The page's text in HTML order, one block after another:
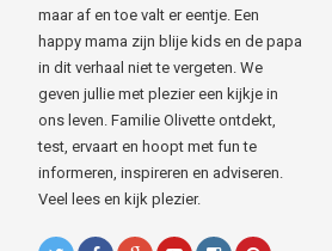
maar af en toe valt er eentje. Een
happy mama zijn blije kids en de papa
in dit verhaal niet te vergeten. We
geven jullie met plezier een kijkje in
ons leven. Familie Olivette ontdekt,
test, ervaart en hoopt met fun te
informeren, inspireren en adviseren.
Veel lees en kijk plezier.